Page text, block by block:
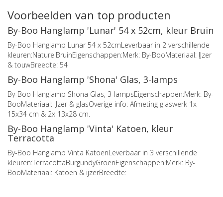
Voorbeelden van top producten
By-Boo Hanglamp 'Lunar' 54 x 52cm, kleur Bruin
By-Boo Hanglamp Lunar 54 x 52cmLeverbaar in 2 verschillende
kleuren:NaturelBruinEigenschappen:Merk: By-BooMateriaal: IJzer
& touwBreedte: 54
By-Boo Hanglamp 'Shona' Glas, 3-lamps
By-Boo Hanglamp Shona Glas, 3-lampsEigenschappen:Merk: By-
BooMateriaal: IJzer & glasOverige info: Afmeting glaswerk 1x
15x34 cm & 2x 13x28 cm.
By-Boo Hanglamp 'Vinta' Katoen, kleur
Terracotta
By-Boo Hanglamp Vinta KatoenLeverbaar in 3 verschillende
kleuren:TerracottaBurgundyGroenEigenschappen:Merk: By-
BooMateriaal: Katoen & ijzerBreedte: